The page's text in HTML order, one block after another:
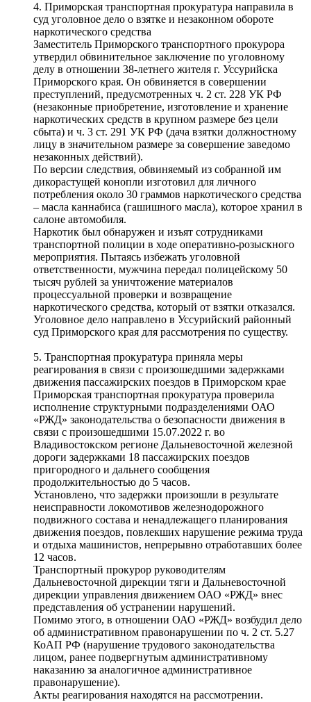
4. Приморская транспортная прокуратура направила в
суд уголовное дело о взятке и незаконном обороте
наркотического средства
Заместитель Приморского транспортного прокурора
утвердил обвинительное заключение по уголовному
делу в отношении 38-летнего жителя г. Уссурийска
Приморского края. Он обвиняется в совершении
преступлений, предусмотренных ч. 2 ст. 228 УК РФ
(незаконные приобретение, изготовление и хранение
наркотических средств в крупном размере без цели
сбыта) и ч. 3 ст. 291 УК РФ (дача взятки должностному
лицу в значительном размере за совершение заведомо
незаконных действий).
По версии следствия, обвиняемый из собранной им
дикорастущей конопли изготовил для личного
потребления около 30 граммов наркотического средства
– масла каннабиса (гашишного масла), которое хранил в
салоне автомобиля.
Наркотик был обнаружен и изъят сотрудниками
транспортной полиции в ходе оперативно-розыскного
мероприятия. Пытаясь избежать уголовной
ответственности, мужчина передал полицейскому 50
тысяч рублей за уничтожение материалов
процессуальной проверки и возвращение
наркотического средства, который от взятки отказался.
Уголовное дело направлено в Уссурийский районный
суд Приморского края для рассмотрения по существу.
5. Транспортная прокуратура приняла меры
реагирования в связи с произошедшими задержками
движения пассажирских поездов в Приморском крае
Приморская транспортная прокуратура проверила
исполнение структурными подразделениями ОАО
«РЖД» законодательства о безопасности движения в
связи с произошедшими 15.07.2022 г. во
Владивостокском регионе Дальневосточной железной
дороги задержками 18 пассажирских поездов
пригородного и дальнего сообщения
продолжительностью до 5 часов.
Установлено, что задержки произошли в результате
неисправности локомотивов железнодорожного
подвижного состава и ненадлежащего планирования
движения поездов, повлекших нарушение режима труда
и отдыха машинистов, непрерывно отработавших более
12 часов.
Транспортный прокурор руководителям
Дальневосточной дирекции тяги и Дальневосточной
дирекции управления движением ОАО «РЖД» внес
представления об устранении нарушений.
Помимо этого, в отношении ОАО «РЖД» возбудил дело
об административном правонарушении по ч. 2 ст. 5.27
КоАП РФ (нарушение трудового законодательства
лицом, ранее подвергнутым административному
наказанию за аналогичное административное
правонарушение).
Акты реагирования находятся на рассмотрении.